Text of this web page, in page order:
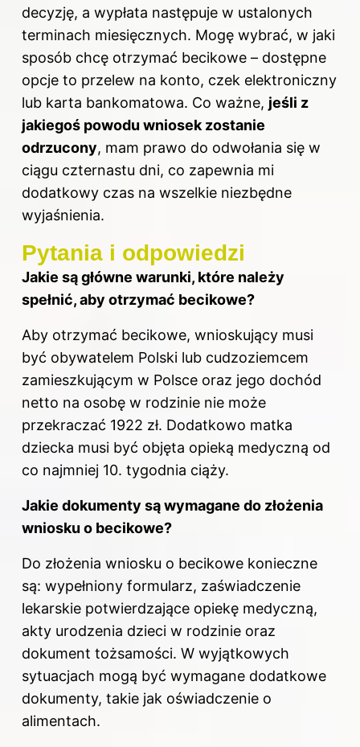
decyzję, a wypłata następuje w ustalonych
terminach miesięcznych. Mogę wybrać, w jaki
sposób chcę otrzymać becikowe – dostępne
opcje to przelew na konto, czek elektroniczny
lub karta bankomatowa. Co ważne, jeśli z
jakiegoś powodu wniosek zostanie
odrzucony, mam prawo do odwołania się w
ciągu czternastu dni, co zapewnia mi
dodatkowy czas na wszelkie niezbędne
wyjaśnienia.
Pytania i odpowiedzi
Jakie są główne warunki, które należy
spełnić, aby otrzymać becikowe?
Aby otrzymać becikowe, wnioskujący musi
być obywatelem Polski lub cudzoziemcem
zamieszkującym w Polsce oraz jego dochód
netto na osobę w rodzinie nie może
przekraczać 1922 zł. Dodatkowo matka
dziecka musi być objęta opieką medyczną od
co najmniej 10. tygodnia ciąży.
Jakie dokumenty są wymagane do złożenia
wniosku o becikowe?
Do złożenia wniosku o becikowe konieczne
są: wypełniony formularz, zaświadczenie
lekarskie potwierdzające opiekę medyczną,
akty urodzenia dzieci w rodzinie oraz
dokument tożsamości. W wyjątkowych
sytuacjach mogą być wymagane dodatkowe
dokumenty, takie jak oświadczenie o
alimentach.